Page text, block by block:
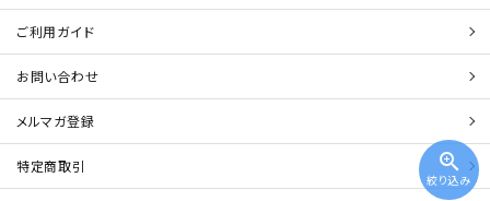
zoom_in
絞り込み
ご利用ガイド
お問い合わせ
メルマガ登録
特定商取引